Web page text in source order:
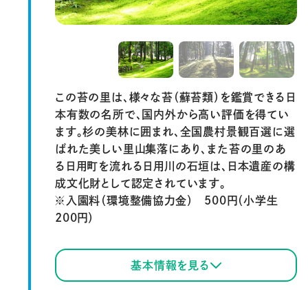
この苔の里は、様々な苔（蘚苔類）を鑑賞できる日
本有数の名所で、国内外から高い評価を得てい
ます。杉の美林に囲まれ、全国農村景観百選に選
ばれた美しい里山集落にあり、また苔の里のあ
る日用町を流れる日用川の石垣は、日本遺産の構
成文化財として認定されています。
※入園料（環境整備協力金） 500円（小学生
200円）
基本情報を見る